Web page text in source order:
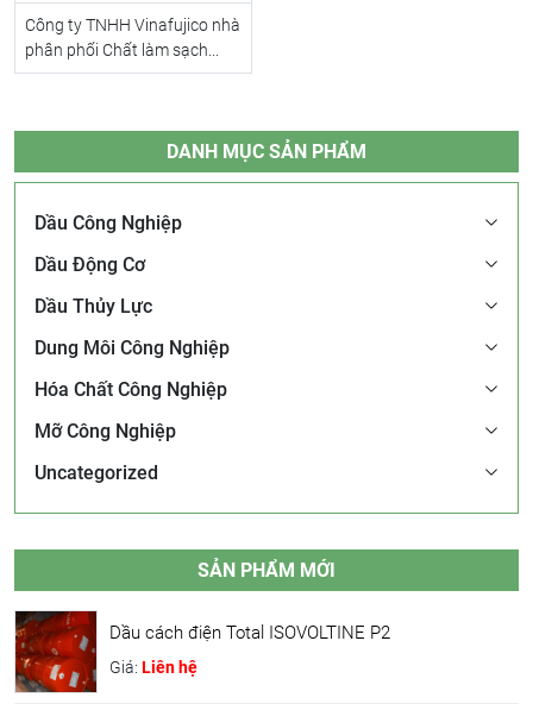
Công ty TNHH Vinafujico nhà
phân phối Chất làm sạch...
DANH MỤC SẢN PHẨM
Dầu Công Nghiệp
Dầu Động Cơ
Dầu Thủy Lực
Dung Môi Công Nghiệp
Hóa Chất Công Nghiệp
Mỡ Công Nghiệp
Uncategorized
SẢN PHẨM MỚI
Dầu cách điện Total ISOVOLTINE P2
Giá: Liên hệ